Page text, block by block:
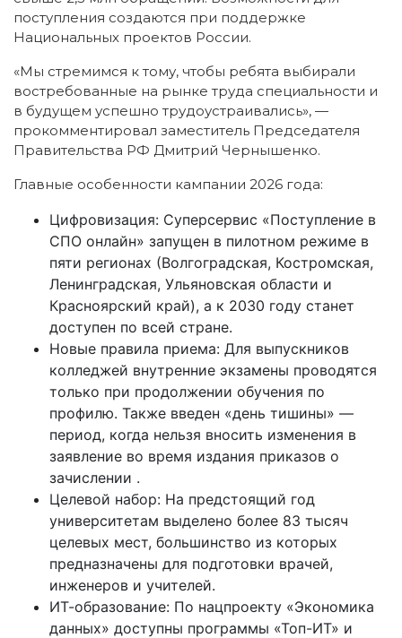
поступления создаются при поддержке
Национальных проектов России.
«Мы стремимся к тому, чтобы ребята выбирали
востребованные на рынке труда специальности и
в будущем успешно трудоустраивались», —
прокомментировал заместитель Председателя
Правительства РФ Дмитрий Чернышенко.
Главные особенности кампании 2026 года:
Цифровизация: Суперсервис «Поступление в
СПО онлайн» запущен в пилотном режиме в
пяти регионах (Волгоградская, Костромская,
Ленинградская, Ульяновская области и
Красноярский край), а к 2030 году станет
доступен по всей стране.
Новые правила приема: Для выпускников
колледжей внутренние экзамены проводятся
только при продолжении обучения по
профилю. Также введен «день тишины» —
период, когда нельзя вносить изменения в
заявление во время издания приказов о
зачислении .
Целевой набор: На предстоящий год
университетам выделено более 83 тысяч
целевых мест, большинство из которых
предназначены для подготовки врачей,
инженеров и учителей.
ИТ-образование: По нацпроекту «Экономика
данных» доступны программы «Топ-ИТ» и